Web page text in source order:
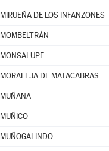
MIRUEÑA DE LOS INFANZONES
MOMBELTRÁN
MONSALUPE
MORALEJA DE MATACABRAS
MUÑANA
MUÑICO
MUÑOGALINDO